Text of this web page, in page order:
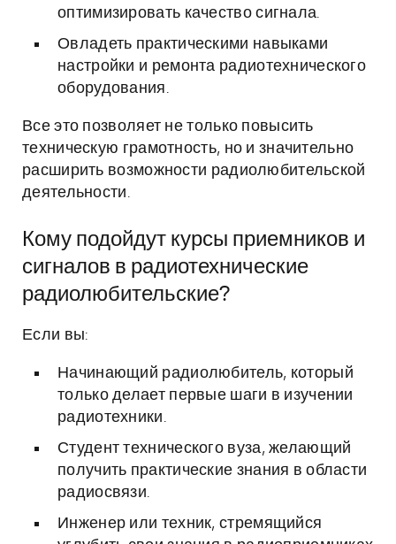
оптимизировать качество сигнала.
Овладеть практическими навыками
настройки и ремонта радиотехнического
оборудования.
Все это позволяет не только повысить
техническую грамотность, но и значительно
расширить возможности радиолюбительской
деятельности.
Кому подойдут курсы приемников и
сигналов в радиотехнические
радиолюбительские?
Если вы:
Начинающий радиолюбитель, который
только делает первые шаги в изучении
радиотехники.
Студент технического вуза, желающий
получить практические знания в области
радиосвязи.
Инженер или техник, стремящийся